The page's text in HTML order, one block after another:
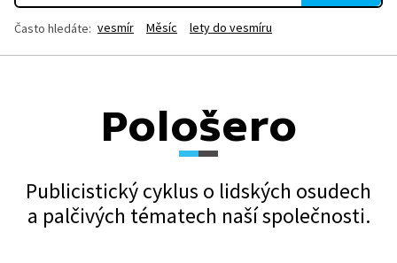
Často hledáte: vesmír Měsíc lety do vesmíru
Pološero
Publicistický cyklus o lidských osudech
a palčivých tématech naší společnosti.